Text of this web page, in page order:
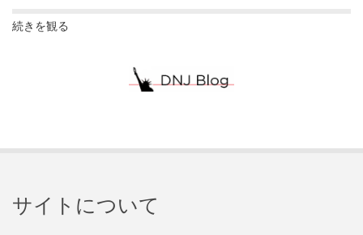
続きを観る
サイトについて